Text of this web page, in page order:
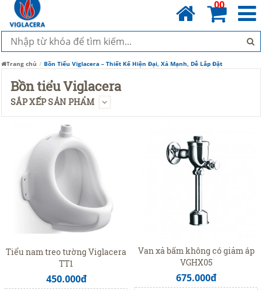
00
Trang chủ Bồn Tiểu Viglacera – Thiết Kế Hiện Đại, Xả Mạnh, Dễ Lắp Đặt
Bồn tiểu Viglacera
SẮP XẾP SẢN PHẨM
Tiểu nam treo tường Viglacera
TT1
450.000đ
Van xả bấm không có giảm áp
VGHX05
675.000đ